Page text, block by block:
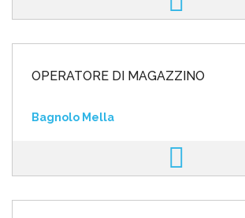
OPERATORE DI MAGAZZINO
Bagnolo Mella